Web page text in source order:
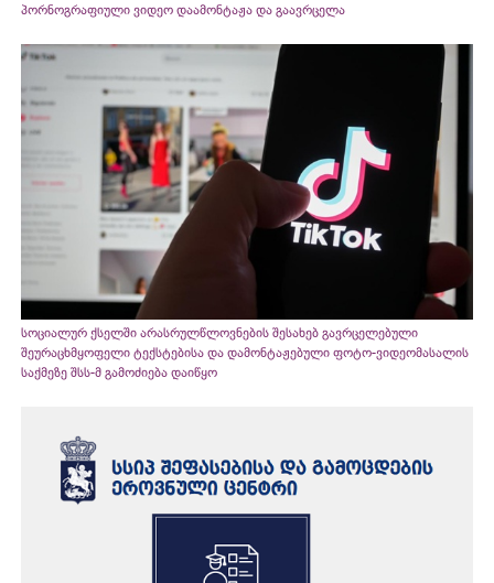
პორნოგრაფიული ვიდეო დაამონტაჟა და გაავრცელა
სოციალურ ქსელში არასრულწლოვნების შესახებ გავრცელებული
შეურაცხმყოფელი ტექსტებისა და დამონტაჟებული ფოტო-ვიდეომასალის
საქმეზე შსს-მ გამოძიება დაიწყო